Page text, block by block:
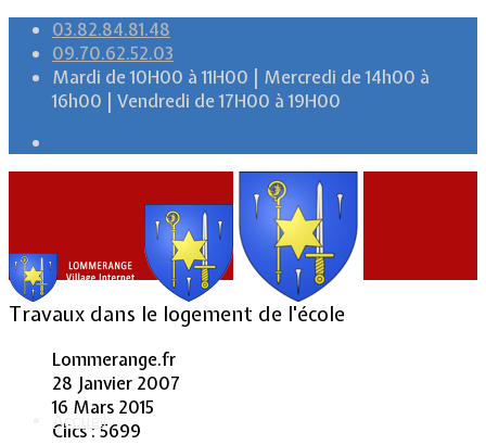
03.82.84.81.48
09.70.62.52.03
Mardi de 10H00 à 11H00 | Mercredi de 14h00 à
16h00 | Vendredi de 17H00 à 19H00
Accueil
Travaux dans le logement de l'école
Lommerange.fr
28 Janvier 2007
16 Mars 2015
Clics : 5699